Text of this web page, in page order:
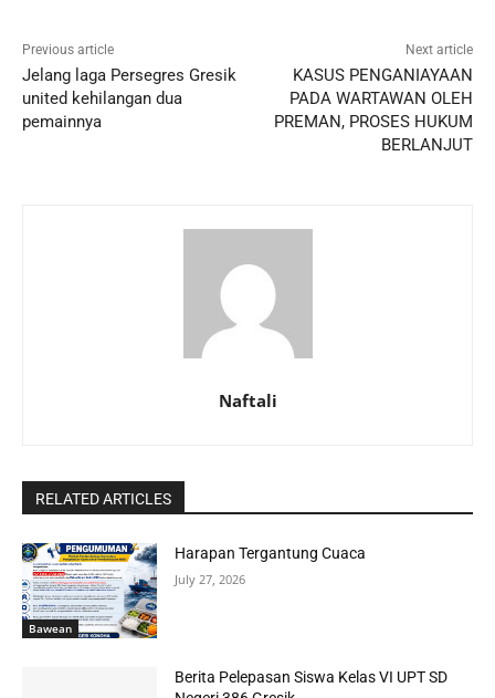
Previous article
Jelang laga Persegres Gresik
united kehilangan dua
pemainnya
Next article
KASUS PENGANIAYAAN
PADA WARTAWAN OLEH
PREMAN, PROSES HUKUM
BERLANJUT
Naftali
RELATED ARTICLES
Bawean
Harapan Tergantung Cuaca
July 27, 2026
Berita Pelepasan Siswa Kelas VI UPT SD